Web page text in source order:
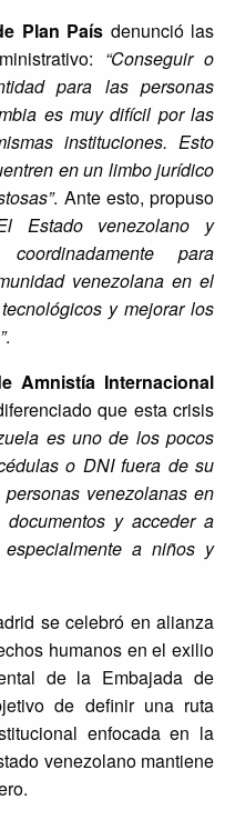
Plan País denunció las
“Conseguir o
para las personas
es muy difícil por las
instituciones. Esto
en un limbo jurídico
. Ante esto, propuso
Estado venezolano y
para
venezolana en el
y mejorar los
.
Amnistía Internacional
que esta crisis
es uno de los pocos
o DNI fuera de su
venezolanas en
documentos y acceder a
a niños y
se celebró en alianza
humanos en el exilio
de la Embajada de
de definir una ruta
enfocada en la
venezolano mantiene